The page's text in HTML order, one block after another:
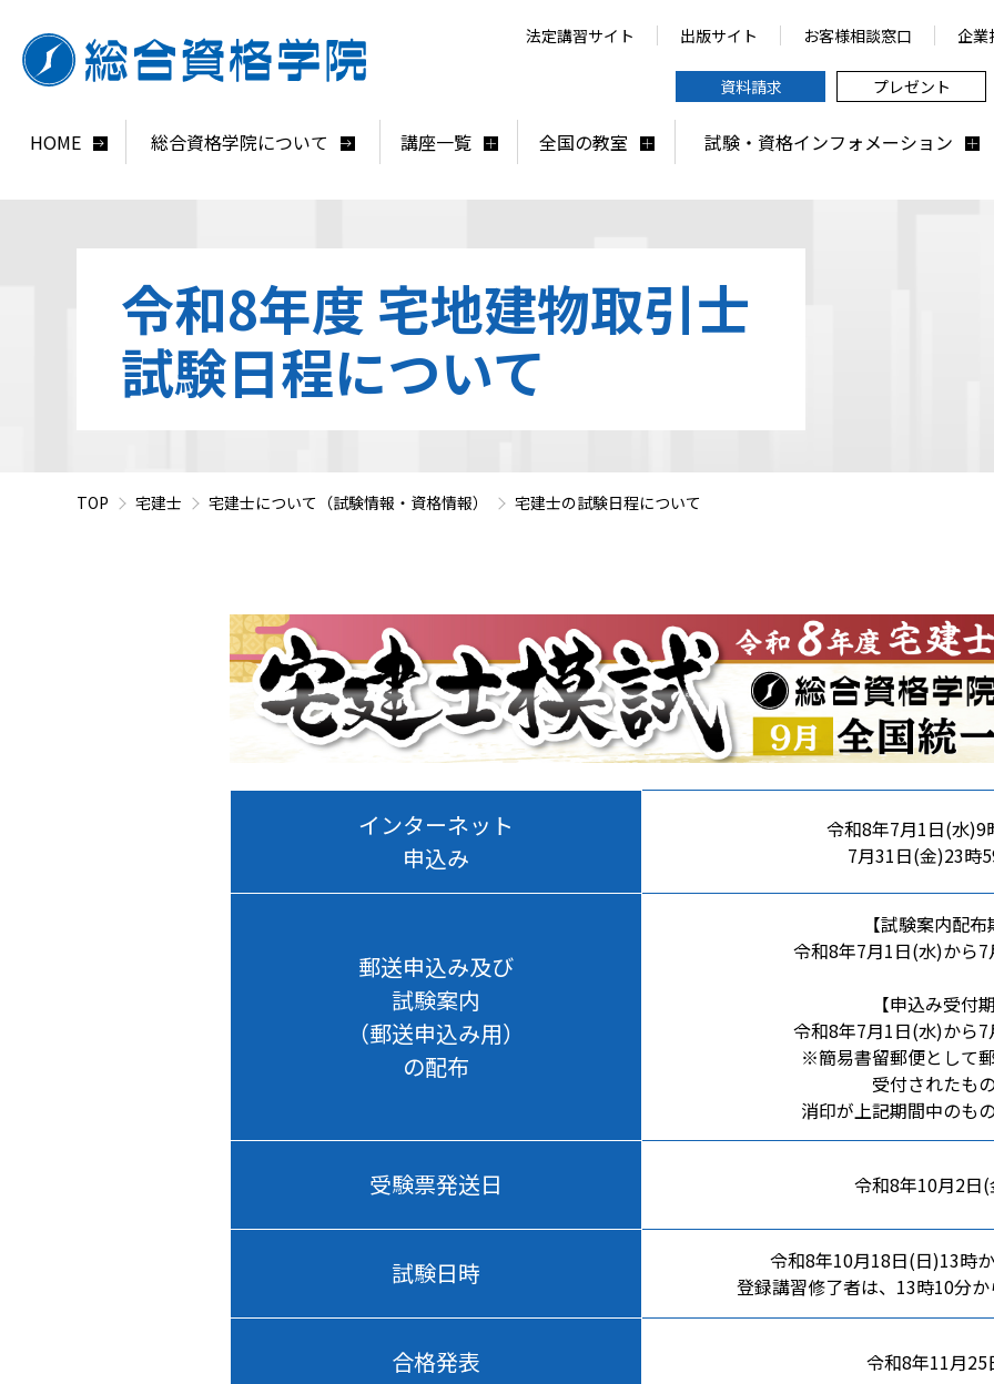
HOME 総合資格学院について 講座一覧 全国の教室 試験・資格インフォメーション
企業
法定講習サイト 出版サイト お客様相談窓口
資料請求 プレゼント
令和8年度 宅地建物取引士
試験日程について
TOP 宅建士 宅建士について（試験情報・資格情報） 宅建士の試験日程について
インターネット
申込み
令和8年7月1日(水)9
7月31日(金)23時
郵送申込み及び
試験案内
（郵送申込み用）
の配布
【試験案内配
令和8年7月1日(水)から
【申込み受付
令和8年7月1日(水)から
※簡易書留郵便として
受付されたも
消印が上記期間中のも
受験票発送日 令和8年10月2日
試験日時
令和8年10月18日(日)13時
登録講習修了者は、13時10分
合格発表 令和8年11月25